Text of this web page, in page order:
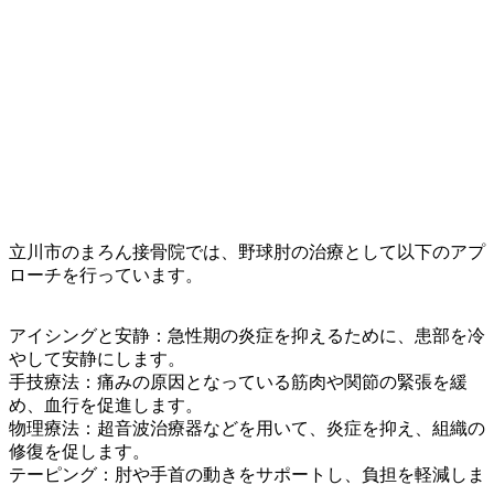
​立川市のまろん接骨院では、野球肘の治療として以下のアプ
ローチを行っています。
アイシングと安静：急性期の炎症を抑えるために、患部を冷
やして安静にします。
​手技療法：痛みの原因となっている筋肉や関節の緊張を緩
め、血行を促進します。
物理療法：超音波治療器などを用いて、炎症を抑え、組織の
修復を促します。
テーピング：肘や手首の動きをサポートし、負担を軽減しま